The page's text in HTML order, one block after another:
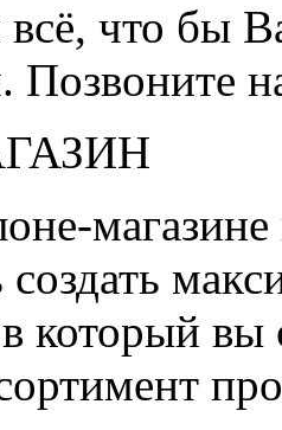
что бы
Позвоните
создать
который